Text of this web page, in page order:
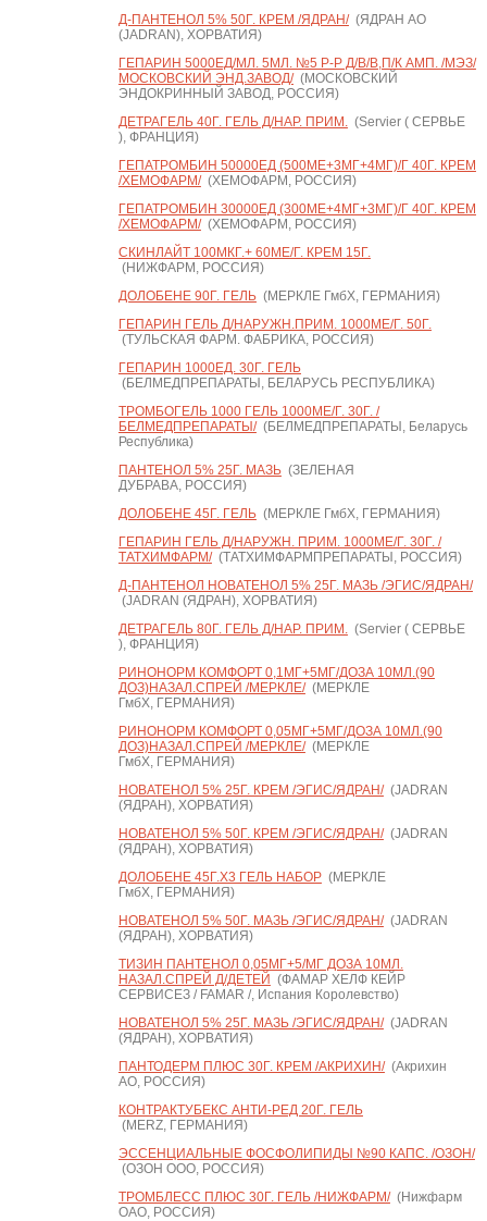
Д-ПАНТЕНОЛ 5% 50Г. КРЕМ /ЯДРАН/(ЯДРАН АО
(JADRAN), ХОРВАТИЯ)
ГЕПАРИН 5000ЕД/МЛ. 5МЛ. №5 Р-Р Д/В/В,П/К АМП. /МЭЗ/
МОСКОВСКИЙ ЭНД.ЗАВОД/(МОСКОВСКИЙ
ЭНДОКРИННЫЙ ЗАВОД, РОССИЯ)
ДЕТРАГЕЛЬ 40Г. ГЕЛЬ Д/НАР. ПРИМ.(Servier ( СЕРВЬЕ
), ФРАНЦИЯ)
ГЕПАТРОМБИН 50000ЕД (500МЕ+3МГ+4МГ)/Г 40Г. КРЕМ
/ХЕМОФАРМ/(ХЕМОФАРМ, РОССИЯ)
ГЕПАТРОМБИН 30000ЕД (300МЕ+4МГ+3МГ)/Г 40Г. КРЕМ
/ХЕМОФАРМ/(ХЕМОФАРМ, РОССИЯ)
СКИНЛАЙТ 100МКГ.+ 60МЕ/Г. КРЕМ 15Г.
(НИЖФАРМ, РОССИЯ)
ДОЛОБЕНЕ 90Г. ГЕЛЬ(МЕРКЛЕ ГмбХ, ГЕРМАНИЯ)
ГЕПАРИН ГЕЛЬ Д/НАРУЖН.ПРИМ. 1000МЕ/Г. 50Г.
(ТУЛЬСКАЯ ФАРМ. ФАБРИКА, РОССИЯ)
ГЕПАРИН 1000ЕД. 30Г. ГЕЛЬ
(БЕЛМЕДПРЕПАРАТЫ, БЕЛАРУСЬ РЕСПУБЛИКА)
ТРОМБОГЕЛЬ 1000 ГЕЛЬ 1000МЕ/Г. 30Г. /
БЕЛМЕДПРЕПАРАТЫ/(БЕЛМЕДПРЕПАРАТЫ, Беларусь
Республика)
ПАНТЕНОЛ 5% 25Г. МАЗЬ(ЗЕЛЕНАЯ
ДУБРАВА, РОССИЯ)
ДОЛОБЕНЕ 45Г. ГЕЛЬ(МЕРКЛЕ ГмбХ, ГЕРМАНИЯ)
ГЕПАРИН ГЕЛЬ Д/НАРУЖН. ПРИМ. 1000МЕ/Г. 30Г. /
ТАТХИМФАРМ/(ТАТХИМФАРМПРЕПАРАТЫ, РОССИЯ)
Д-ПАНТЕНОЛ НОВАТЕНОЛ 5% 25Г. МАЗЬ /ЭГИС/ЯДРАН/
(JADRAN (ЯДРАН), ХОРВАТИЯ)
ДЕТРАГЕЛЬ 80Г. ГЕЛЬ Д/НАР. ПРИМ.(Servier ( СЕРВЬЕ
), ФРАНЦИЯ)
РИНОНОРМ КОМФОРТ 0,1МГ+5МГ/ДОЗА 10МЛ.(90
ДОЗ)НАЗАЛ.СПРЕЙ /МЕРКЛЕ/(МЕРКЛЕ
ГмбХ, ГЕРМАНИЯ)
РИНОНОРМ КОМФОРТ 0,05МГ+5МГ/ДОЗА 10МЛ.(90
ДОЗ)НАЗАЛ.СПРЕЙ /МЕРКЛЕ/(МЕРКЛЕ
ГмбХ, ГЕРМАНИЯ)
НОВАТЕНОЛ 5% 25Г. КРЕМ /ЭГИС/ЯДРАН/(JADRAN
(ЯДРАН), ХОРВАТИЯ)
НОВАТЕНОЛ 5% 50Г. КРЕМ /ЭГИС/ЯДРАН/(JADRAN
(ЯДРАН), ХОРВАТИЯ)
ДОЛОБЕНЕ 45Г.Х3 ГЕЛЬ НАБОР(МЕРКЛЕ
ГмбХ, ГЕРМАНИЯ)
НОВАТЕНОЛ 5% 50Г. МАЗЬ /ЭГИС/ЯДРАН/(JADRAN
(ЯДРАН), ХОРВАТИЯ)
ТИЗИН ПАНТЕНОЛ 0,05МГ+5/МГ ДОЗА 10МЛ.
НАЗАЛ.СПРЕЙ Д/ДЕТЕЙ (ФАМАР ХЕЛФ КЕЙР
СЕРВИСЕЗ / FAMAR /, Испания Королевство)
НОВАТЕНОЛ 5% 25Г. МАЗЬ /ЭГИС/ЯДРАН/(JADRAN
(ЯДРАН), ХОРВАТИЯ)
ПАНТОДЕРМ ПЛЮС 30Г. КРЕМ /АКРИХИН/(Акрихин
АО, РОССИЯ)
КОНТРАКТУБЕКС АНТИ-РЕД 20Г. ГЕЛЬ
(MERZ, ГЕРМАНИЯ)
ЭССЕНЦИАЛЬНЫЕ ФОСФОЛИПИДЫ №90 КАПС. /ОЗОН/
(ОЗОН ООО, РОССИЯ)
ТРОМБЛЕСС ПЛЮС 30Г. ГЕЛЬ /НИЖФАРМ/(Нижфарм
ОАО, РОССИЯ)